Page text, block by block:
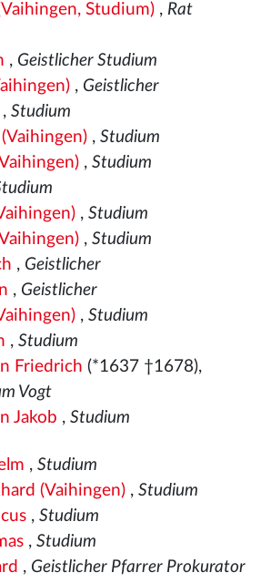
Studium), Rat
, Geistlicher Studium
, Geistlicher
, Studium
, Studium
, Studium
, Studium
, Studium
, Geistlicher
, Geistlicher
, Studium
, Studium
Friedrich (*1637 †1678),
Vogt
Jakob , Studium
, Studium
(Vaihingen), Studium
, Studium
, Studium
, Geistlicher Pfarrer Prokurator